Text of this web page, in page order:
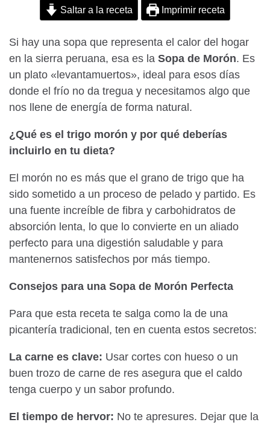
Saltar a la receta Imprimir receta
Si hay una sopa que representa el calor del hogar
en la sierra peruana, esa es la Sopa de Morón. Es
un plato «levantamuertos», ideal para esos días
donde el frío no da tregua y necesitamos algo que
nos llene de energía de forma natural.
¿Qué es el trigo morón y por qué deberías
incluirlo en tu dieta?
El morón no es más que el grano de trigo que ha
sido sometido a un proceso de pelado y partido. Es
una fuente increíble de fibra y carbohidratos de
absorción lenta, lo que lo convierte en un aliado
perfecto para una digestión saludable y para
mantenernos satisfechos por más tiempo.
Consejos para una Sopa de Morón Perfecta
Para que esta receta te salga como la de una
picantería tradicional, ten en cuenta estos secretos:
La carne es clave: Usar cortes con hueso o un
buen trozo de carne de res asegura que el caldo
tenga cuerpo y un sabor profundo.
El tiempo de hervor: No te apresures. Dejar que la